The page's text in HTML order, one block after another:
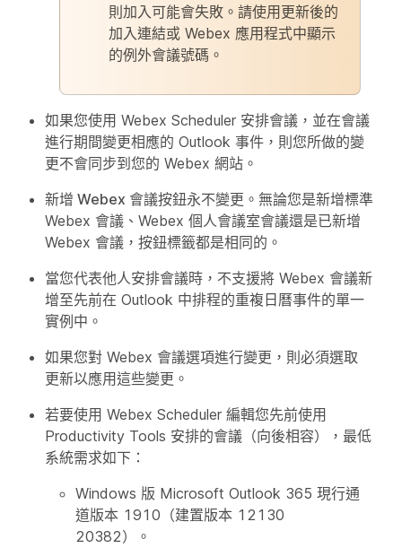
則加入可能會失敗。請使用更新後的
加入連結或 Webex 應用程式中顯示
的例外會議號碼。
如果您使用 Webex Scheduler 安排會議，並在會議
進行期間變更相應的 Outlook 事件，則您所做的變
更不會同步到您的 Webex 網站。
新增 Webex 會議按鈕永不變更。無論您是新增標準
Webex 會議、Webex 個人會議室會議還是已新增
Webex 會議，按鈕標籤都是相同的。
當您代表他人安排會議時，不支援將 Webex 會議新
增至先前在 Outlook 中排程的重複日曆事件的單一
實例中。
如果您對 Webex 會議選項進行變更，則必須選取
更新以應用這些變更。
若要使用 Webex Scheduler 編輯您先前使用
Productivity Tools 安排的會議（向後相容），最低
系統需求如下：
Windows 版 Microsoft Outlook 365 現行通
道版本 1910（建置版本 12130
20382）。